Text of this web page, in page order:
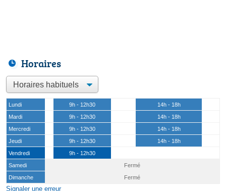
Horaires
Lundi 9h - 12h30
14h - 18h
Mardi
9h - 12h30
14h - 18h
Mercredi
9h - 12h30
14h - 18h
Jeudi
9h - 12h30
14h - 18h
Vendredi
9h - 12h30
Samedi
Fermé
Dimanche
Fermé
Signaler une erreur